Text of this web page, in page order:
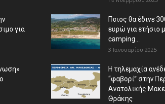
για
Ποιος θα έδινε
ευρώ για ετήσιο
camping...
3 Ιανουαρίου 2025
Η τηλεμαχία
“φαβορί” στην
Ανατολικής
Θράκης